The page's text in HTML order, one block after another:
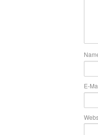
E-